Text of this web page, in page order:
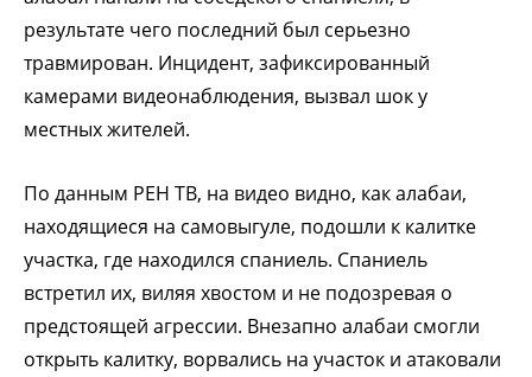
результате чего последний был серьезно
травмирован. Инцидент, зафиксированный
камерами видеонаблюдения, вызвал шок у
местных жителей.
По данным РЕН ТВ, на видео видно, как алабаи,
находящиеся на самовыгуле, подошли к калитке
участка, где находился спаниель. Спаниель
встретил их, виляя хвостом и не подозревая о
предстоящей агрессии. Внезапно алабаи смогли
открыть калитку, ворвались на участок и атаковали